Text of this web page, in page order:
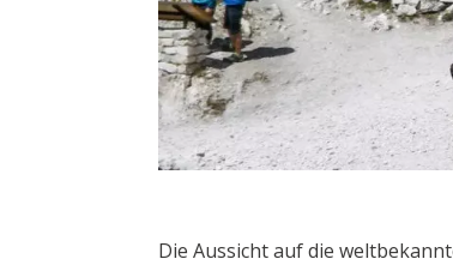
Die Aussicht auf die